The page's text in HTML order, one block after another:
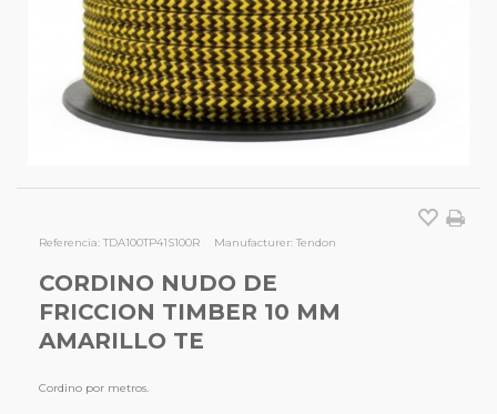
Referencia: TDA100TP41S100R Manufacturer: Tendon
CORDINO NUDO DE
FRICCION TIMBER 10 MM
AMARILLO TE
Cordino por metros.